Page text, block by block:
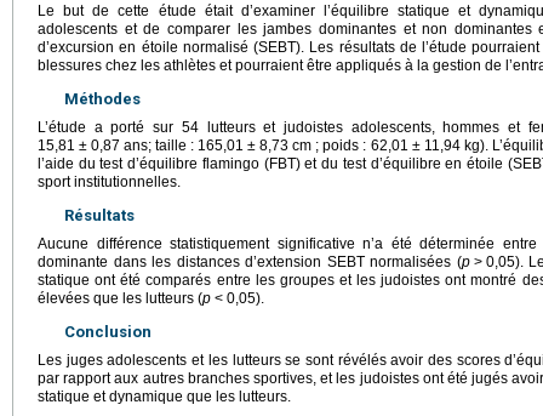
Le but de cette étude était d’examiner l’équilibre statique et
adolescents et de comparer les jambes dominantes et non
d’excursion en étoile normalisé (SEBT). Les résultats de l’étude
blessures chez les athlètes et pourraient être appliqués à la gestion de
Méthodes
L’étude a porté sur 54 lutteurs et judoistes adolescents, hommes et
15,81 ± 0,87 ans; taille : 165,01 ± 8,73 cm ; poids : 62,01 ± 11,94 kg).
l’aide du test d’équilibre flamingo (FBT) et du test d’équilibre en étoile
sport institutionnelles.
Résultats
Aucune différence statistiquement significative n’a été déterminée
dominante dans les distances d’extension SEBT normalisées (p > 0,05).
statique ont été comparés entre les groupes et les judoistes ont montré
élevées que les lutteurs (p < 0,05).
Conclusion
Les juges adolescents et les lutteurs se sont révélés avoir des scores
par rapport aux autres branches sportives, et les judoistes ont été jugés
statique et dynamique que les lutteurs.